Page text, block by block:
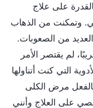
على علاج
وتمكنت من الذهاب
من الصعوبات.
لم يقتصر الأمر
التي كنت أتناولها
مرض الكلى
على العلاج وأنني